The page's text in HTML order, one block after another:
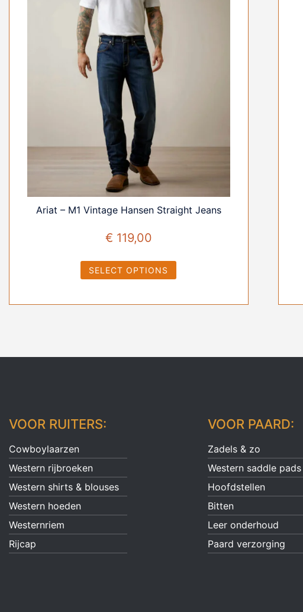
Ariat – M1 Vintage Hansen Straight Jeans
€ 119,00
SELECT OPTIONS
VOOR RUITERS:
Cowboylaarzen
Western rijbroeken
Western shirts & blouses
Western hoeden
Westernriem
Rijcap
VOOR PAARD:
Zadels & zo
Western saddle pads
Hoofdstellen
Bitten
Leer onderhoud
Paard verzorging